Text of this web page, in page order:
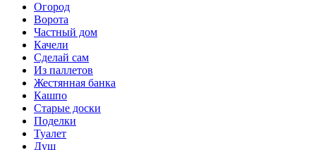
Огород
Ворота
Частный дом
Качели
Сделай сам
Из паллетов
Жестянная банка
Кашпо
Старые доски
Поделки
Туалет
Душ